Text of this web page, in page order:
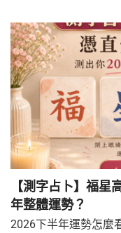
【測字占卜】福星
年整體運勢？
2026下半年運勢怎麼